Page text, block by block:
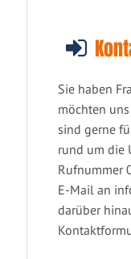
Sie haben
möchten
sind gerne
rund um die
Rufnummer
E-Mail an
darüber